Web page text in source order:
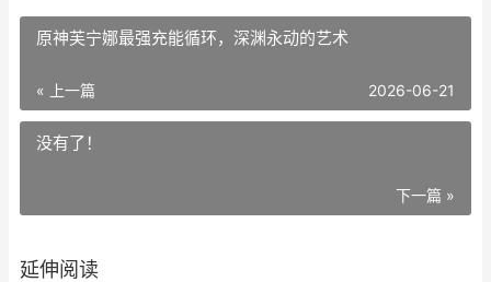
原神芙宁娜最强充能循环，深渊永动的艺术
« 上一篇 2026-06-21
没有了！
下一篇 »
延伸阅读